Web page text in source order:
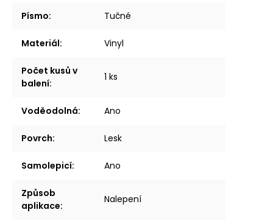
Písmo: Tučné
Materiál: Vinyl
Počet kusů v
balení:
1 ks
Voděodolná: Ano
Povrch: Lesk
Samolepicí: Ano
Způsob
aplikace:
Nalepení